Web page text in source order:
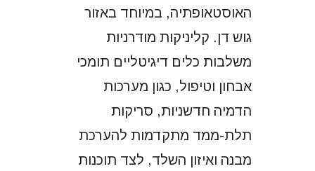
האוסטאופתיה, במיוחד באזור
גוש דן. קליניקות מודרניות
משלבות כלים דיגיטליים תומכי
אבחון וטיפול, כגון מערכות
הדמיה חדשניות, סריקות
תלת-ממד מתקדמות להערכת
מבנה ואיזון השלד, לצד תוכנות